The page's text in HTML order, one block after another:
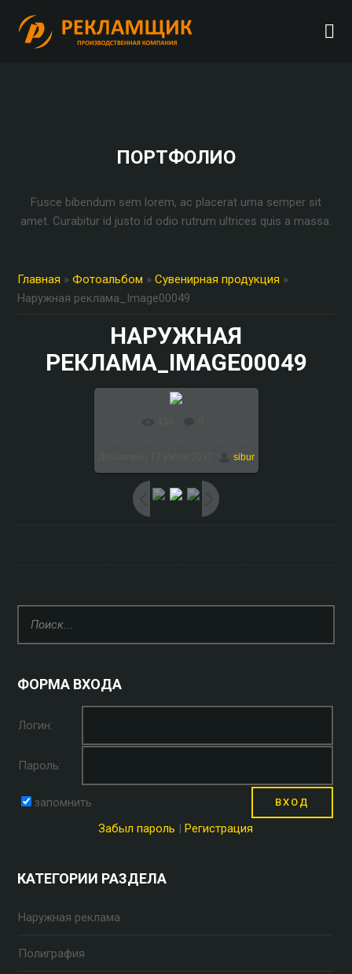
ПОРТФОЛИО
Fusce bibendum sem lorem, ac placerat urna semper sit
amet. Curabitur id justo id odio rutrum ultrices quis a massa.
Главная »Фотоальбом »Сувенирная продукция »
Наружная реклама_Image00049
НАРУЖНАЯ
РЕКЛАМА_IMAGE00049
sibur
ФОРМА ВХОДА
Логин:
Пароль:
запомнить
Забыл пароль
Регистрация
КАТЕГОРИИ РАЗДЕЛА
Наружная реклама
Полиграфия